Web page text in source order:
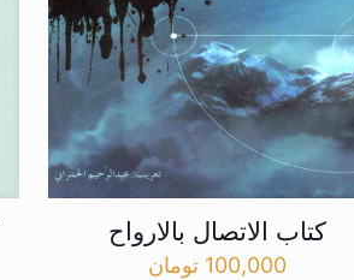
کتاب الاتصال بالارواح
100,000 تومان